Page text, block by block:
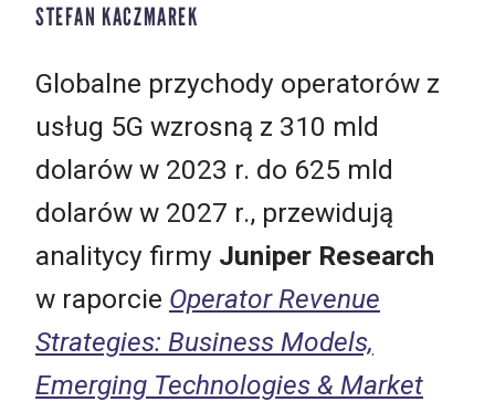
STEFAN KACZMAREK
Globalne przychody operatorów z
usług 5G wzrosną z 310 mld
dolarów w 2023 r. do 625 mld
dolarów w 2027 r., przewidują
analitycy firmy Juniper Research
w raporcie Operator Revenue
Strategies: Business Models,
Emerging Technologies & Market